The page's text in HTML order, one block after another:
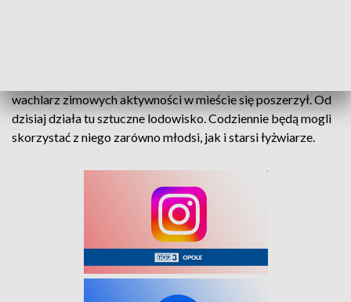
wachlarz zimowych aktywności w mieście się poszerzył. Od
dzisiaj działa tu sztuczne lodowisko. Codziennie będą mogli
skorzystać z niego zarówno młodsi, jak i starsi łyżwiarze.